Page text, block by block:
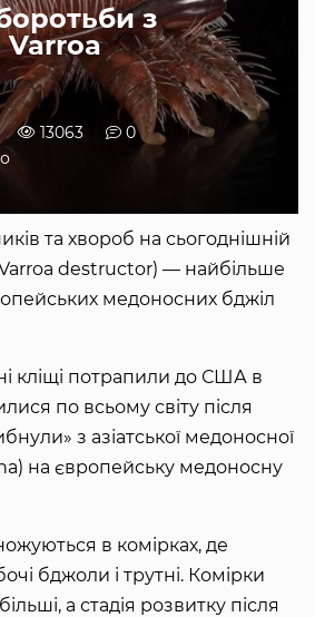
з
13063
0
та хвороб на сьогоднішній
destructor) — найбільше
медоносних бджіл
кліщі потрапили до США в
по всьому світу після
з азіатської медоносної
на європейську медоносну
в комірках, де
бджоли і трутні. Комірки
а стадія розвитку після